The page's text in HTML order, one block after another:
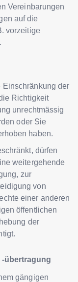
Vereinbarungen
auf die
vorzeitige
Einschränkung der
Richtigkeit
unrechtmässig
oder Sie
haben.
dürfen
weitergehende
zur
von
einer anderen
öffentlichen
der
-übertragung
gängigen